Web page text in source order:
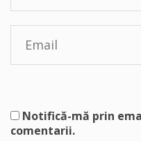
Notifică-mă prin
comentarii.